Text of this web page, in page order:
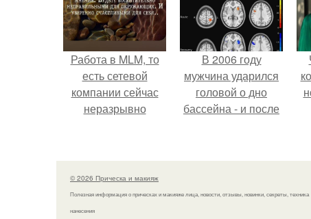
Работа в MLM, то
есть сетевой
компании сейчас
неразрывно
своей страницы в
соц сетях.
В 2006 году
мужчина ударился
головой о дно
бассейна - и после
странным образом.
© 2026 Прическа и макияж
Полезная информация о прическах и макияже лица, новости, отзывы, новинки, секреты, техника
нанесения